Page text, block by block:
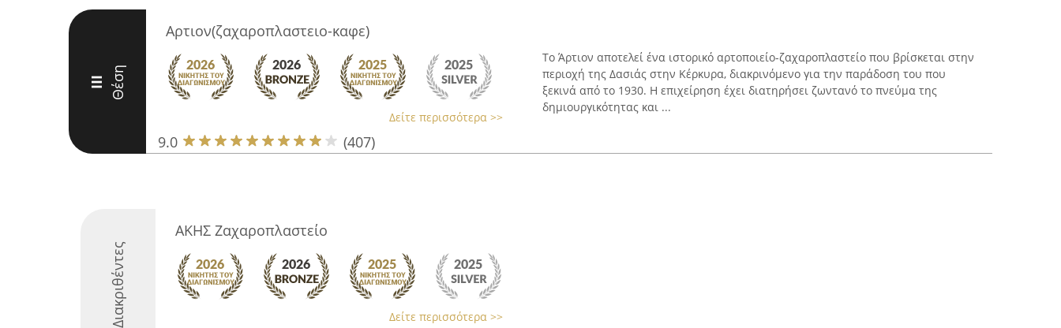
III Θέση
Aρτιον(ζαχαροπλαστειο-καφε)
Δείτε περισσότερα >>
9.0 (407)
Το Άρτιον αποτελεί ένα ιστορικό αρτοποιείο-ζαχαροπλαστείο που βρίσκεται στην
περιοχή της Δασιάς στην Κέρκυρα, διακρινόμενο για την παράδοση του που
ξεκινά από το 1930. Η επιχείρηση έχει διατηρήσει ζωντανό το πνεύμα της
δημιουργικότητας και ...
Διακριθέντες
ΑΚΗΣ Ζαχαροπλαστείο
Δείτε περισσότερα >>